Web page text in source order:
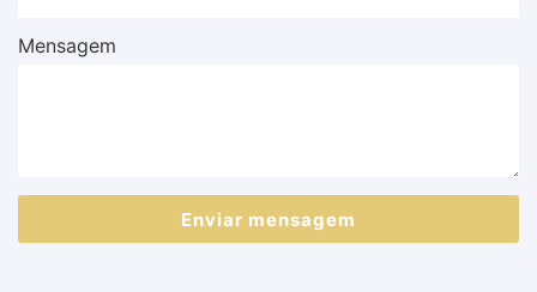
Mensagem
Enviar mensagem